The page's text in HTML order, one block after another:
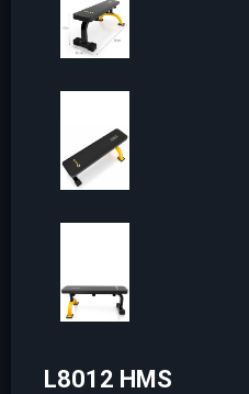
L8012 HMS